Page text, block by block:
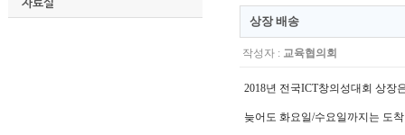
자료실
상장 배송
작성자 : 교육협의회
2018년 전국ICT창의성대회 상장
늦어도 화요일/수요일까지는 도